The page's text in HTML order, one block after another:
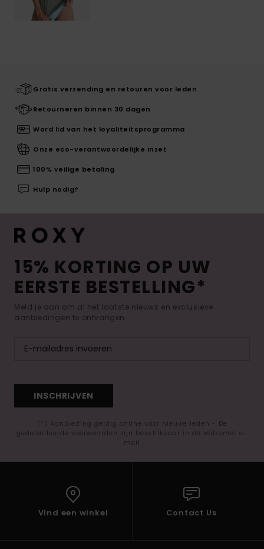
Gratis verzending en retouren voor leden
Retourneren binnen 30 dagen
Word lid van het loyaliteitsprogramma
Onze eco-verantwoordelijke inzet
100% veilige betaling
Hulp nodig?
15% KORTING OP UW
EERSTE BESTELLING*
Meld je aan om al het laatste nieuws en exclusieve
aanbiedingen te ontvangen.
INSCHRIJVEN
(*) Aanbieding geldig online voor nieuwe leden - De
gedetailleerde voorwaarden zijn beschikbaar in de welkomst e-
mail
Vind een winkel Contact Us